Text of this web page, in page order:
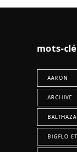
mots-
AARON
ARCHIVE
BIGFLO